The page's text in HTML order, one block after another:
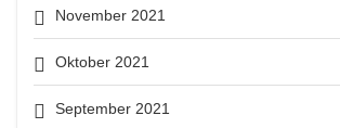
November 2021
Oktober 2021
September 2021